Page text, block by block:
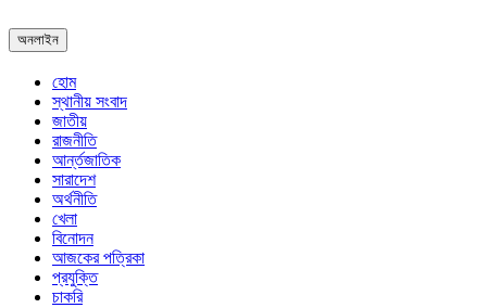
অনলাইন
হোম
স্থানীয় সংবাদ
জাতীয়
রাজনীতি
আর্ন্তজাতিক
সারাদেশ
অর্থনীতি
খেলা
বিনোদন
আজকের পত্রিকা
প্রযুক্তি
চাকরি